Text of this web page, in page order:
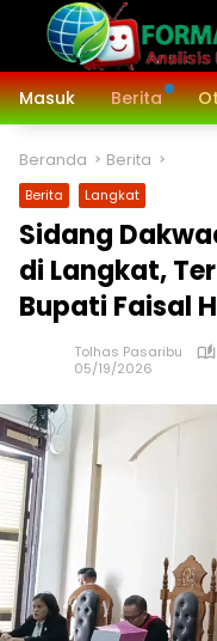
Langsung
konten
Masuk
Berita
Beranda Berita
Berita Langkat
Sidang
di Langkat,
Bupati Faisal
Tolhas Pasaribu
05/19/2026